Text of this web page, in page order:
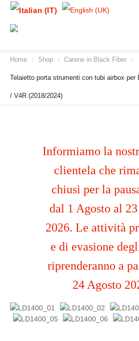
Home / Shop / Carene in Black Fiber /
Telaietto porta strumenti con tubi airbox per
/ V4R (2018/2024)
Informiamo la
clientela che
chiusi per la
dal 1 Agosto al
2026. Le attività
e di evasione
riprenderanno a
24 Agosto